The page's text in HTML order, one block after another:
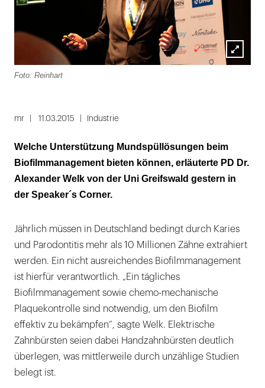
Lightbox
Foto: Reinhart
mr 11.03.2015 Industrie
Welche Unterstützung Mundspüllösungen beim
Biofilmmanagement bieten können, erläuterte PD Dr.
Alexander Welk von der Uni Greifswald gestern in
der Speaker´s Corner.
Jährlich müssen in Deutschland bedingt durch Karies
und Parodontitis mehr als 10 Millionen Zähne extrahiert
werden. Ein nicht ausreichendes Biofilmmanagement
ist hierfür verantwortlich. „Ein tägliches
Biofilmmanagement sowie chemo-mechanische
Plaquekontrolle sind notwendig, um den Biofilm
effektiv zu bekämpfen“, sagte Welk. Elektrische
Zahnbürsten seien dabei Handzahnbürsten deutlich
überlegen, was mittlerweile durch unzählige Studien
belegt ist.